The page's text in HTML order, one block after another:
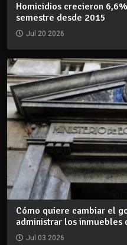
Homicidios crecieron
semestre desde 2015
Jul 20 2026
Cómo quiere cambiar el
administrar los inmuebles
Jul 03 2026